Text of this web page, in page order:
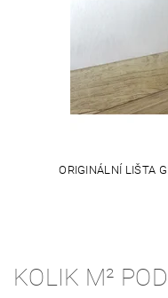
ORIGINÁLNÍ LIŠTA
KOLIK M²